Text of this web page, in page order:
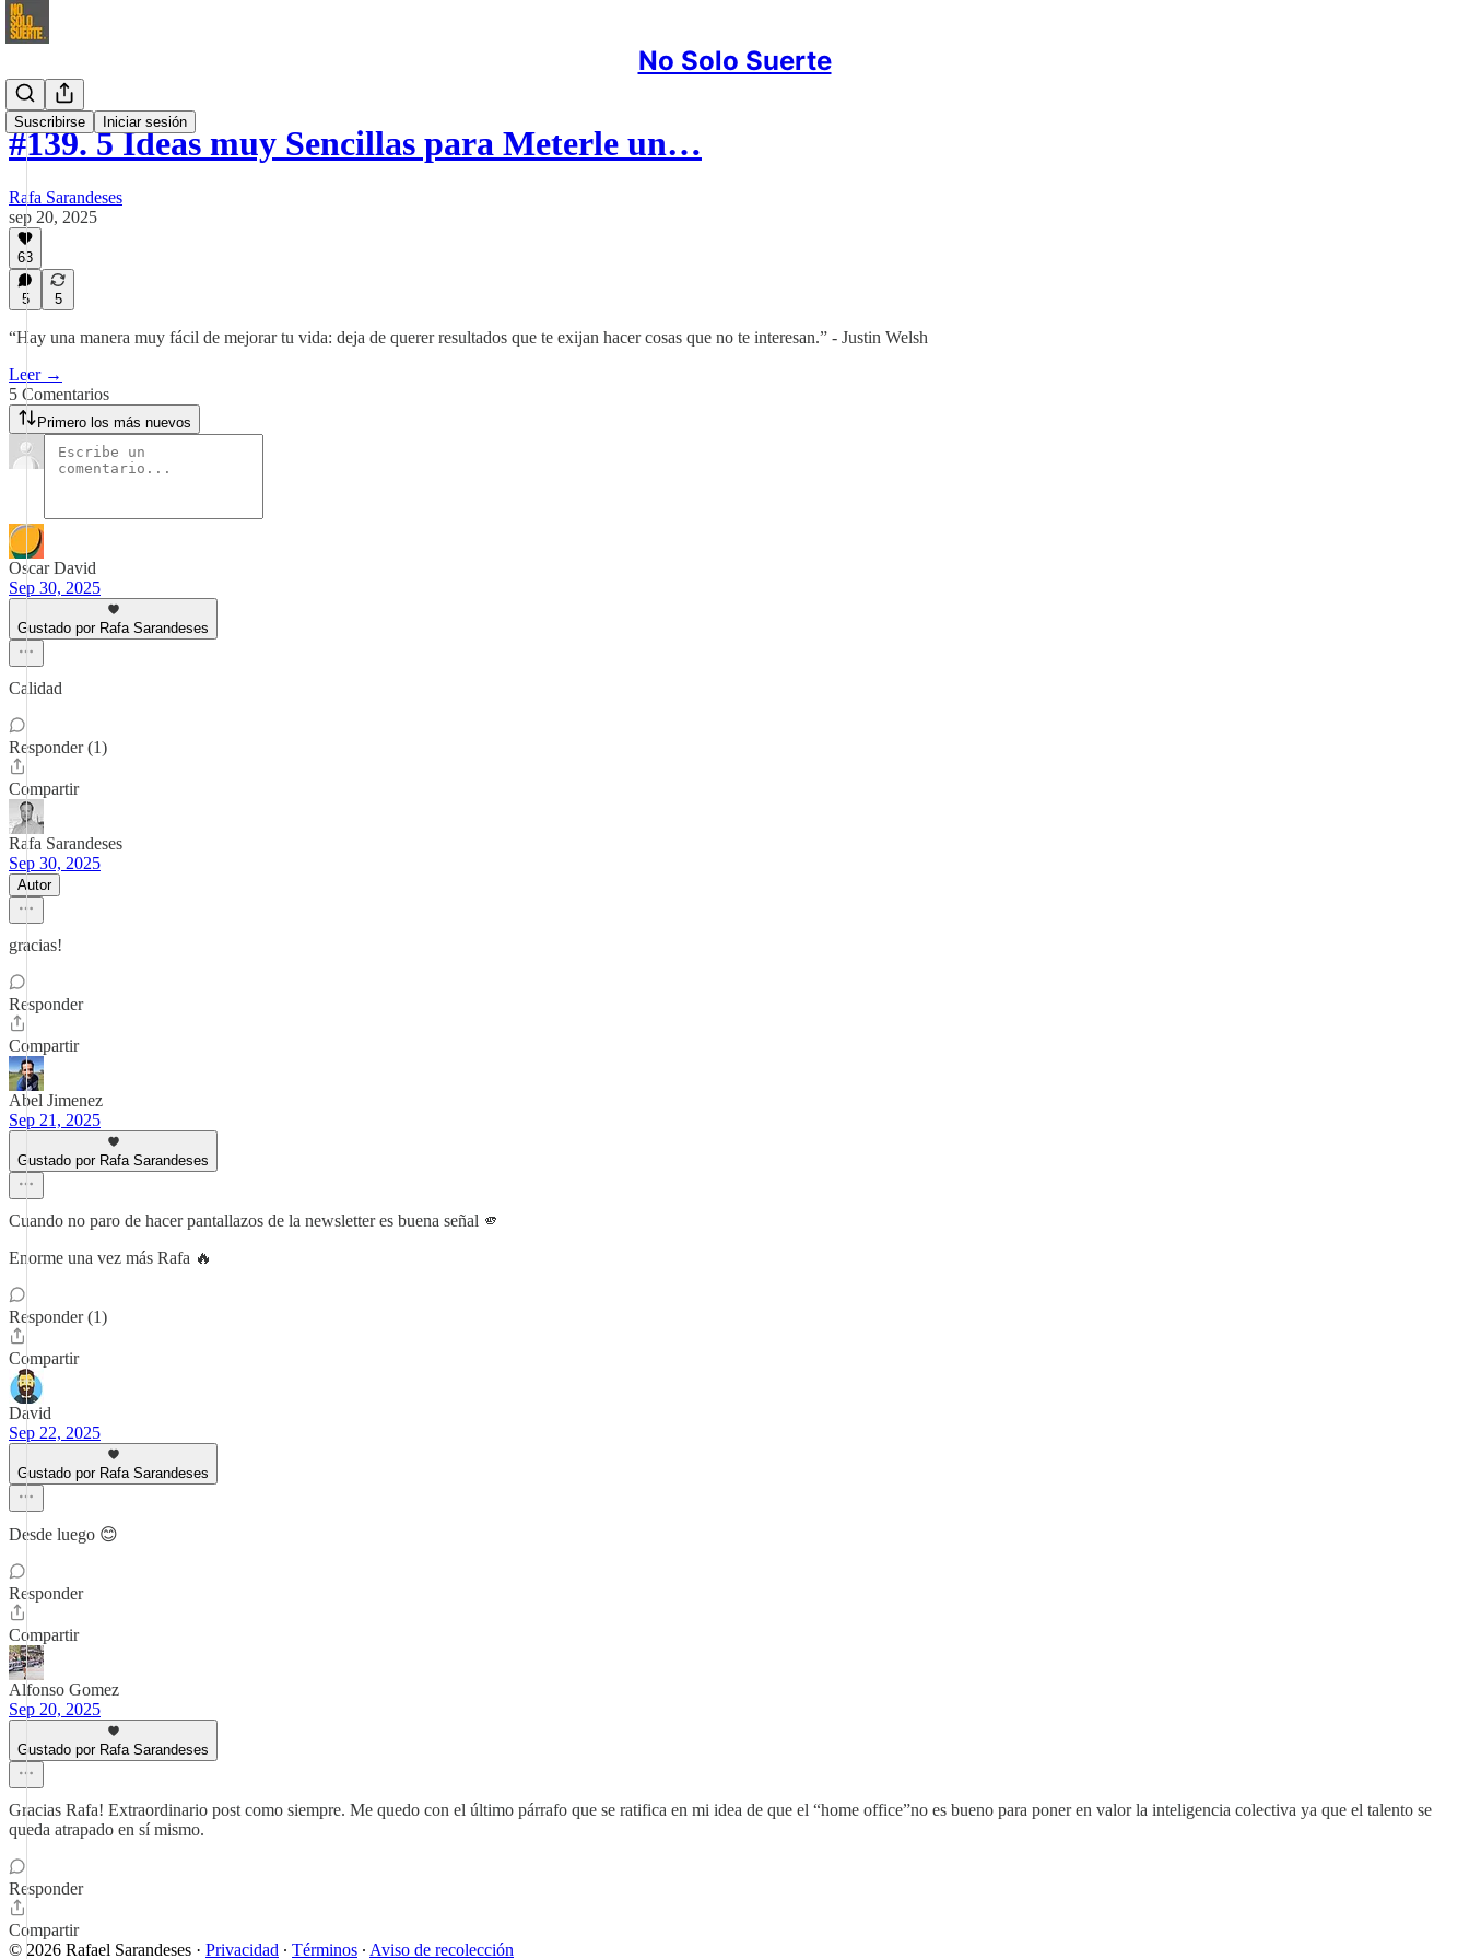
No Solo Suerte
Suscribirse Iniciar sesión
#139. 5 Ideas muy Sencillas para Meterle un…
Rafa Sarandeses
sep 20, 2025
63
5 5
“Hay una manera muy fácil de mejorar tu vida: deja de querer resultados que te exijan hacer cosas que no te interesan.” - Justin Welsh
Leer →
5 Comentarios
Primero los más nuevos
Oscar David
Sep 30, 2025
Gustado por Rafa Sarandeses
Calidad
Responder (1)
Compartir
Rafa Sarandeses
Sep 30, 2025
Autor
gracias!
Responder
Compartir
Abel Jimenez
Sep 21, 2025
Gustado por Rafa Sarandeses
Cuando no paro de hacer pantallazos de la newsletter es buena señal 🫵
Enorme una vez más Rafa 🔥
Responder (1)
Compartir
David
Sep 22, 2025
Gustado por Rafa Sarandeses
Desde luego 😊
Responder
Compartir
Alfonso Gomez
Sep 20, 2025
Gustado por Rafa Sarandeses
Gracias Rafa! Extraordinario post como siempre. Me quedo con el último párrafo que se ratifica en mi idea de que el “home office”no es bueno para poner en valor la inteligencia colectiva ya que el talento se
queda atrapado en sí mismo.
Responder
Compartir
© 2026 Rafael Sarandeses · Privacidad ∙ Términos ∙ Aviso de recolección